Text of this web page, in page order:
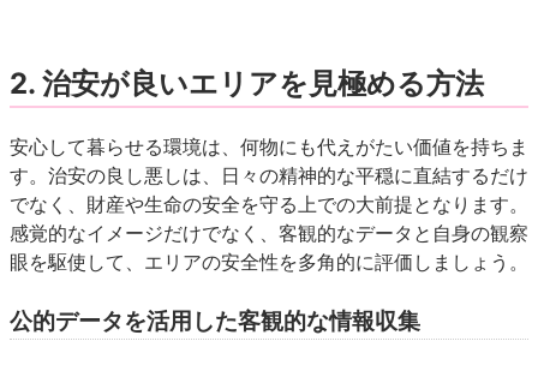
2. 治安が良いエリアを見極める方法
安心して暮らせる環境は、何物にも代えがたい価値を持ちま
す。治安の良し悪しは、日々の精神的な平穏に直結するだけ
でなく、財産や生命の安全を守る上での大前提となります。
感覚的なイメージだけでなく、客観的なデータと自身の観察
眼を駆使して、エリアの安全性を多角的に評価しましょう。
公的データを活用した客観的な情報収集